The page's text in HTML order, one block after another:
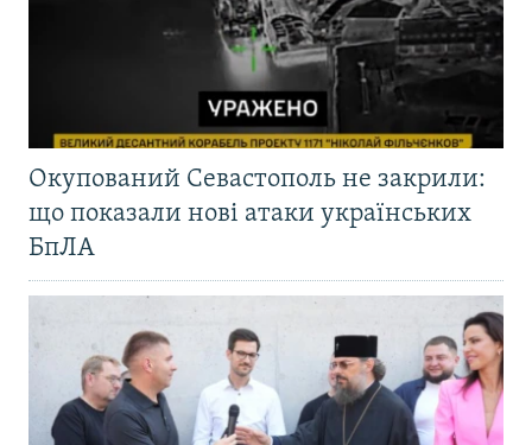
Окупований Севастополь не закрили:
що показали нові атаки українських
БпЛА